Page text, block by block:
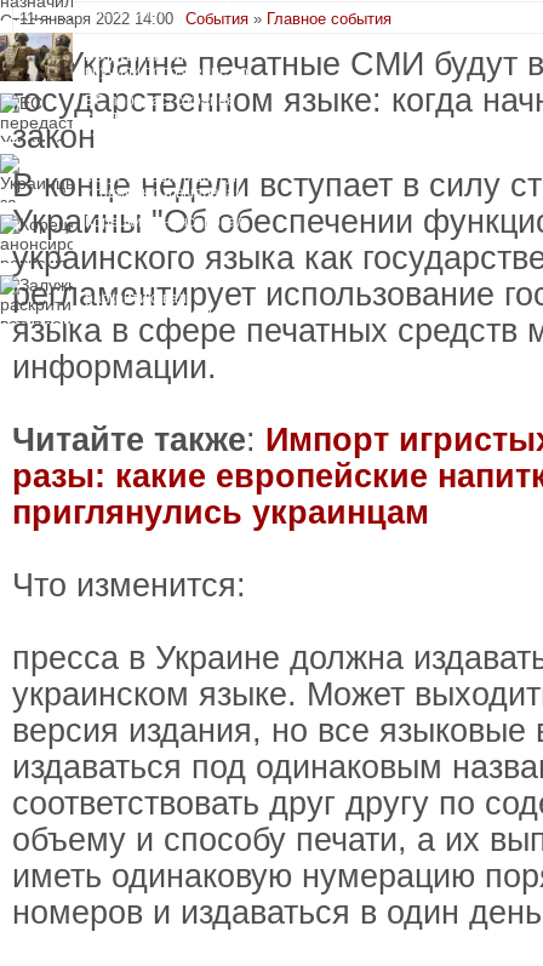
пресечения
Воздушных сил
вручили подозрение по
делу о растрате более
1 млрд гривен
ЕС передаст Украине
средства от доходов от
замороженных активов
России
могут потерять доступ
к госжилью и выплатам
Корецкий анонсировал
ревизию госбюджета
раскритиковал
вступление Украины в
НАТО и предлагает
другие варианты
11 января 2022 14:00 События » Главное события
В конце недели вступает в силу
Украины "Об обеспечении
украинского языка как
регламентирует использование
языка в сфере печатных средств
информации.
Читайте также: Импорт
разы: какие европейские
приглянулись украинцам
Что изменится:
пресса в Украине должна
украинском языке. Может
версия издания, но все
издаваться под одинаковым
соответствовать друг другу по
объему и способу печати, а их
иметь одинаковую нумерацию
номеров и издаваться в один